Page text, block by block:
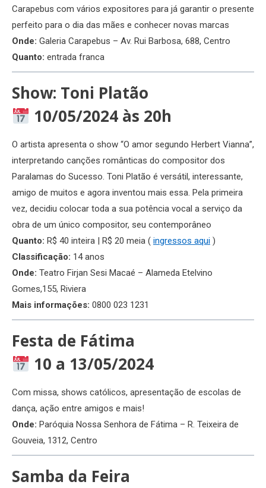
Carapebus com vários expositores para já garantir o presente
perfeito para o dia das mães e conhecer novas marcas
Onde: Galeria Carapebus – Av. Rui Barbosa, 688, Centro
Quanto: entrada franca
Show: Toni Platão
10/05/2024 às 20h
O artista apresenta o show “O amor segundo Herbert Vianna”,
interpretando canções românticas do compositor dos
Paralamas do Sucesso. Toni Platão é versátil, interessante,
amigo de muitos e agora inventou mais essa. Pela primeira
vez, decidiu colocar toda a sua potência vocal a serviço da
obra de um único compositor, seu contemporâneo
Quanto: R$ 40 inteira | R$ 20 meia ( ingressos aqui )
Classificação: 14 anos
Onde: Teatro Firjan Sesi Macaé – Alameda Etelvino
Gomes,155, Riviera
Mais informações: 0800 023 1231
Festa de Fátima
10 a 13/05/2024
Com missa, shows católicos, apresentação de escolas de
dança, ação entre amigos e mais!
Onde: Paróquia Nossa Senhora de Fátima – R. Teixeira de
Gouveia, 1312, Centro
Samba da Feira